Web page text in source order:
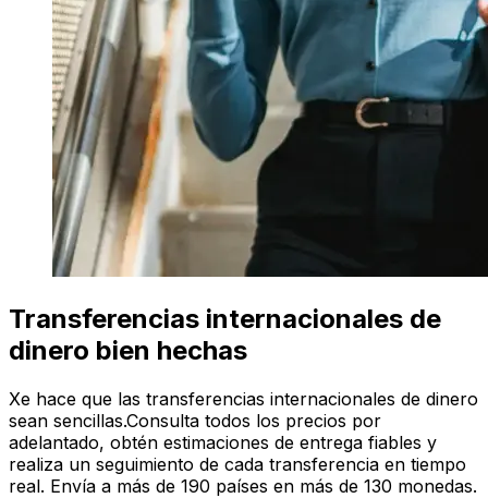
Transferencias internacionales de
dinero bien hechas
Xe hace que las transferencias internacionales de dinero
sean sencillas.Consulta todos los precios por
adelantado, obtén estimaciones de entrega fiables y
realiza un seguimiento de cada transferencia en tiempo
real. Envía a más de 190 países en más de 130 monedas.